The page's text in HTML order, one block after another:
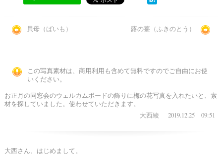
貝母（ばいも） 蕗の薹（ふきのとう）
この写真素材は、商用利用も含めて無料ですのでご自由にお使
いください。
お正月の同窓会のウェルカムボードの飾りに梅の花写真を入れたいと、素
材を探していました。使わせていただきます。
大西綾
2019.12.25 09:51
大西さん、はじめまして。